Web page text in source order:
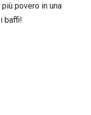
povero in una
baffi!